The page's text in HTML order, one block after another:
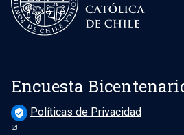
Encuesta
verified_user Políticas de Privacidad